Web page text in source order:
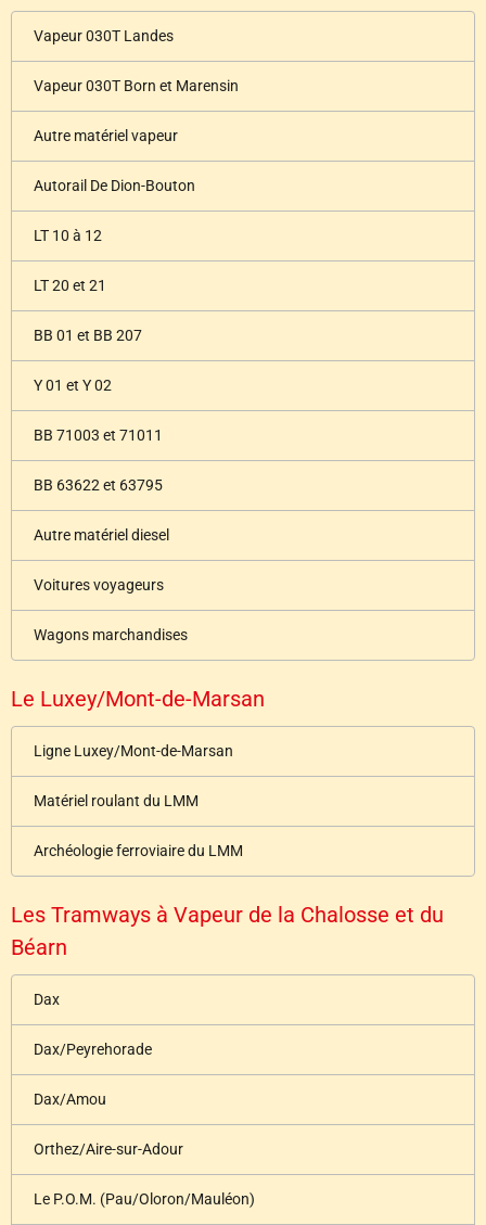
Vapeur 030T Landes
Vapeur 030T Born et Marensin
Autre matériel vapeur
Autorail De Dion-Bouton
LT 10 à 12
LT 20 et 21
BB 01 et BB 207
Y 01 et Y 02
BB 71003 et 71011
BB 63622 et 63795
Autre matériel diesel
Voitures voyageurs
Wagons marchandises
Le Luxey/Mont-de-Marsan
Ligne Luxey/Mont-de-Marsan
Matériel roulant du LMM
Archéologie ferroviaire du LMM
Les Tramways à Vapeur de la Chalosse et du
Béarn
Dax
Dax/Peyrehorade
Dax/Amou
Orthez/Aire-sur-Adour
Le P.O.M. (Pau/Oloron/Mauléon)